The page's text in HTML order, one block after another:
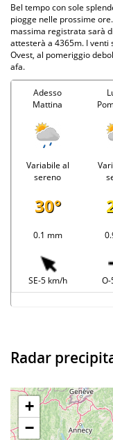
Bel tempo con sole
piogge nelle prossime
massima registrata sarà
attesterà a 4365m. I
Ovest, al pomeriggio
afa.
Adesso
Mattina
Variabile al
sereno
30°
0.1 mm
SE-5 km/h
Radar